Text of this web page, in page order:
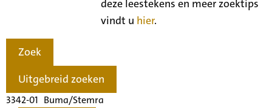
deze leestekens en meer zoektips
vindt u hier.
Zoek
Uitgebreid zoeken
3342-01 Buma/Stemra